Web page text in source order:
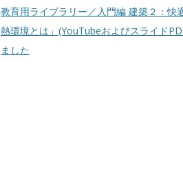
教育用ライブラリー／入門編 建築２：快
熱環境とは」(YouTubeおよびスライド
ました